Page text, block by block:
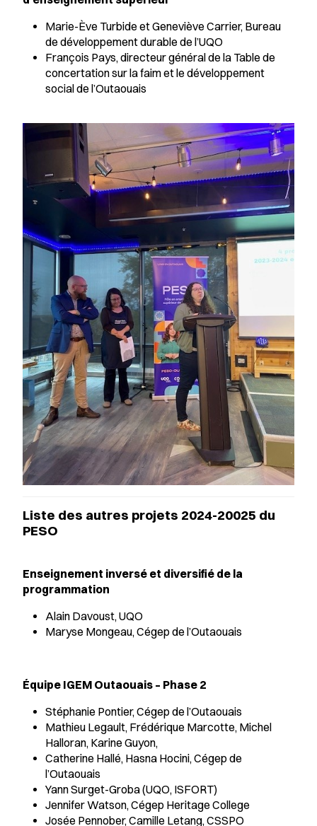
Marie-Ève Turbide et Geneviève Carrier, Bureau
de développement durable de l’UQO
François Pays, directeur général de la Table de
concertation sur la faim et le développement
social de l’Outaouais
Liste des autres projets 2024-20025 du
PESO
Enseignement inversé et diversifié de la
programmation
Alain Davoust, UQO
Maryse Mongeau, Cégep de l’Outaouais
Équipe IGEM Outaouais – Phase 2
Stéphanie Pontier, Cégep de l’Outaouais
Mathieu Legault, Frédérique Marcotte, Michel
Halloran, Karine Guyon,
Catherine Hallé, Hasna Hocini, Cégep de
l’Outaouais
Yann Surget-Groba (UQO, ISFORT)
Jennifer Watson, Cégep Heritage College
Josée Pennober, Camille Letang, CSSPO